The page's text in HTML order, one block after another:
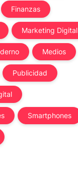
Finanzas
Marketing Digital
Medios
Publicidad
Smartphones